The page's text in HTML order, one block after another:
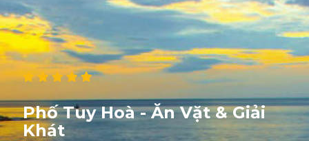
Phố Tuy Hoà - Ăn Vặt & Giải
Khát